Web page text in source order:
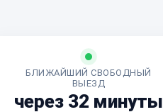
БЛИЖАЙШИЙ СВОБОДНЫЙ
ВЫЕЗД
через 32 минуты